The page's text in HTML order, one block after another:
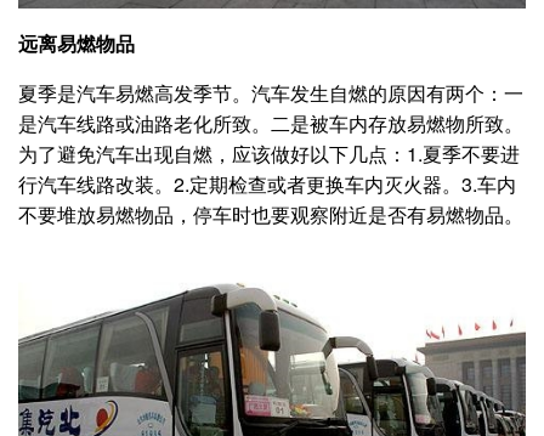
远离易燃物品
夏季是汽车易燃高发季节。汽车发生自燃的原因有两个：一
是汽车线路或油路老化所致。二是被车内存放易燃物所致。
为了避免汽车出现自燃，应该做好以下几点：1.夏季不要进
行汽车线路改装。2.定期检查或者更换车内灭火器。3.车内
不要堆放易燃物品，停车时也要观察附近是否有易燃物品。